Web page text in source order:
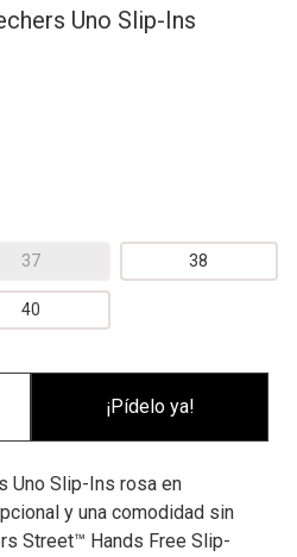
Uno Slip-Ins
37 38
40
¡Pídelo ya!
Uno Slip-Ins rosa en
y una comodidad sin
Street™ Hands Free Slip-